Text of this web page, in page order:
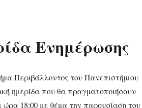
Ενημέρωσης
Περιβάλλοντος του Πανεπιστήμιου
ημερίδα που θα πραγματοποιήσουν
18:00 με θέμα την παρουσίαση του